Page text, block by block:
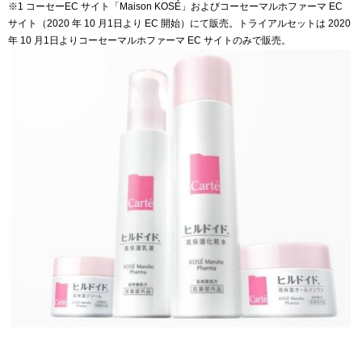
※1 コーセーEC サイト「Maison KOSÉ」およびコーセーマルホファーマ EC
サイト（2020 年 10 月1日より EC 開始）にて販売。トライアルセットは 2020
年 10 月1日よりコーセーマルホファーマ EC サイトのみで販売。